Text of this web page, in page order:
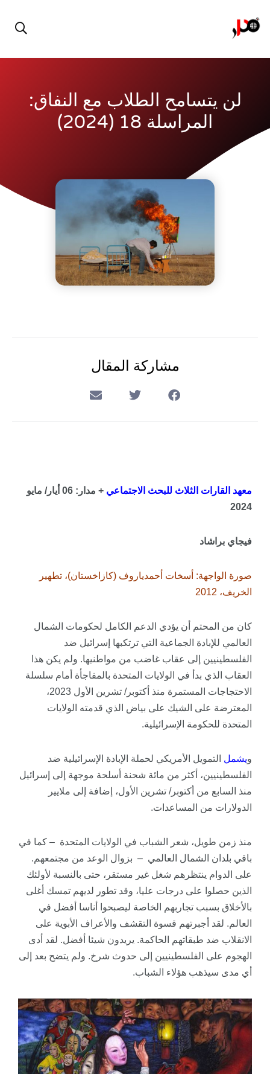
لن يتسامح الطلاب مع النفاق:
المراسلة 18 (2024)
مشاركة المقال
معهد القارات الثلاث للبحث الاجتماعي
+ مدار: 06 أيار/ مايو
2024
فيجاي براشاد
صورة الواجهة: أسخات أحمدياروف (كازاخستان)، تطهير
الخريف، 2012
كان من المحتم أن يؤدي الدعم الكامل لحكومات الشمال
العالمي للإبادة الجماعية التي ترتكبها إسرائيل ضد
الفلسطينيين إلى عقاب غاضب من مواطنيها. ولم يكن هذا
العقاب الذي بدأ في الولايات المتحدة بالمفاجأة أمام سلسلة
الاحتجاجات المستمرة منذ أكتوبر/ تشرين الأول 2023،
المعترضة على الشيك على بياض الذي قدمته الولايات
المتحدة للحكومة الإسرائيلية.
ويشمل التمويل الأمريكي لحملة الإبادة الإسرائيلية ضد
الفلسطينيين، أكثر من مائة شحنة أسلحة موجهة إلى إسرائيل
منذ السابع من أكتوبر/ تشرين الأول، إضافة إلى ملايير
الدولارات من المساعدات.
منذ زمن طويل، شعر الشباب في الولايات المتحدة – كما في
باقي بلدان الشمال العالمي – بزوال الوعد من مجتمعهم.
على الدوام ينتظرهم شغل غير مستقر، حتى بالنسبة لأولئك
الذين حصلوا على درجات عليا، وقد تطور لديهم تمسك أغلى
بالأخلاق بسبب تجاربهم الخاصة ليصبحوا أناسا أفضل في
العالم. لقد أجبرتهم قسوة التقشف والأعراف الأبوية على
الانقلاب ضد طبقاتهم الحاكمة. يريدون شيئا أفضل. لقد أدى
الهجوم على الفلسطينيين إلى حدوث شرخ. ولم يتضح بعد إلى
أي مدى سيذهب هؤلاء الشباب.